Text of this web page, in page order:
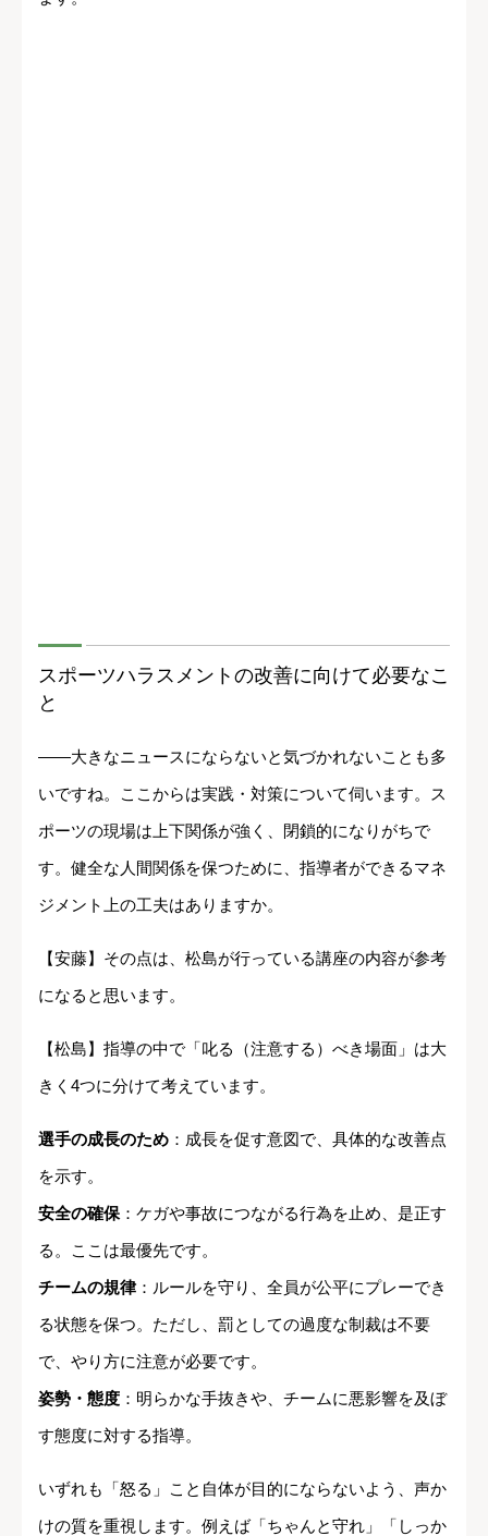
スポーツハラスメントの改善に向けて必要なこ
と
――大きなニュースにならないと気づかれないことも多
いですね。ここからは実践・対策について伺います。ス
ポーツの現場は上下関係が強く、閉鎖的になりがちで
す。健全な人間関係を保つために、指導者ができるマネ
ジメント上の工夫はありますか。
【安藤】その点は、松島が行っている講座の内容が参考
になると思います。
【松島】指導の中で「叱る（注意する）べき場面」は大
きく4つに分けて考えています。
選手の成長のため ：成長を促す意図で、具体的な改善点
を示す。
安全の確保 ：ケガや事故につながる行為を止め、是正す
る。ここは最優先です。
チームの規律：ルールを守り、全員が公平にプレーでき
る状態を保つ。ただし、罰としての過度な制裁は不要
で、やり方に注意が必要です。
姿勢・態度 ：明らかな手抜きや、チームに悪影響を及ぼ
す態度に対する指導。
いずれも「怒る」こと自体が目的にならないよう、声か
けの質を重視します。例えば「ちゃんと守れ」「しっか